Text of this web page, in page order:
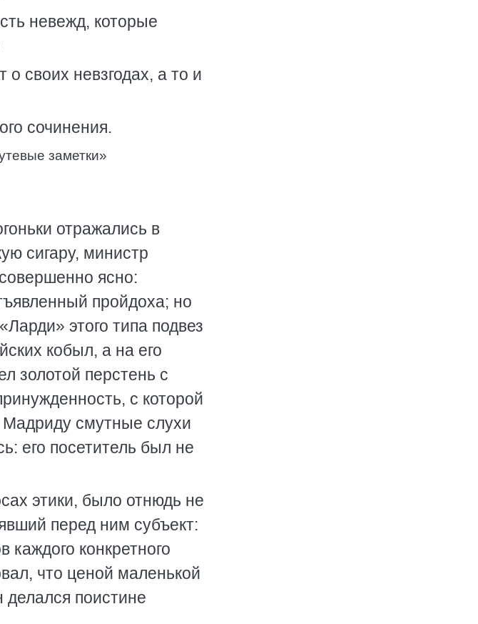
невежд, которые
о своих невзгодах, а то и
сочинения.
заметки»
отражались в
сигару, министр
ясно:
пройдоха; но
этого типа подвез
кобыл, а на его
золотой перстень с
с которой
смутные слухи
его посетитель был не
этики, было отнюдь не
перед ним субъект:
каждого конкретного
что ценой маленькой
делался поистине